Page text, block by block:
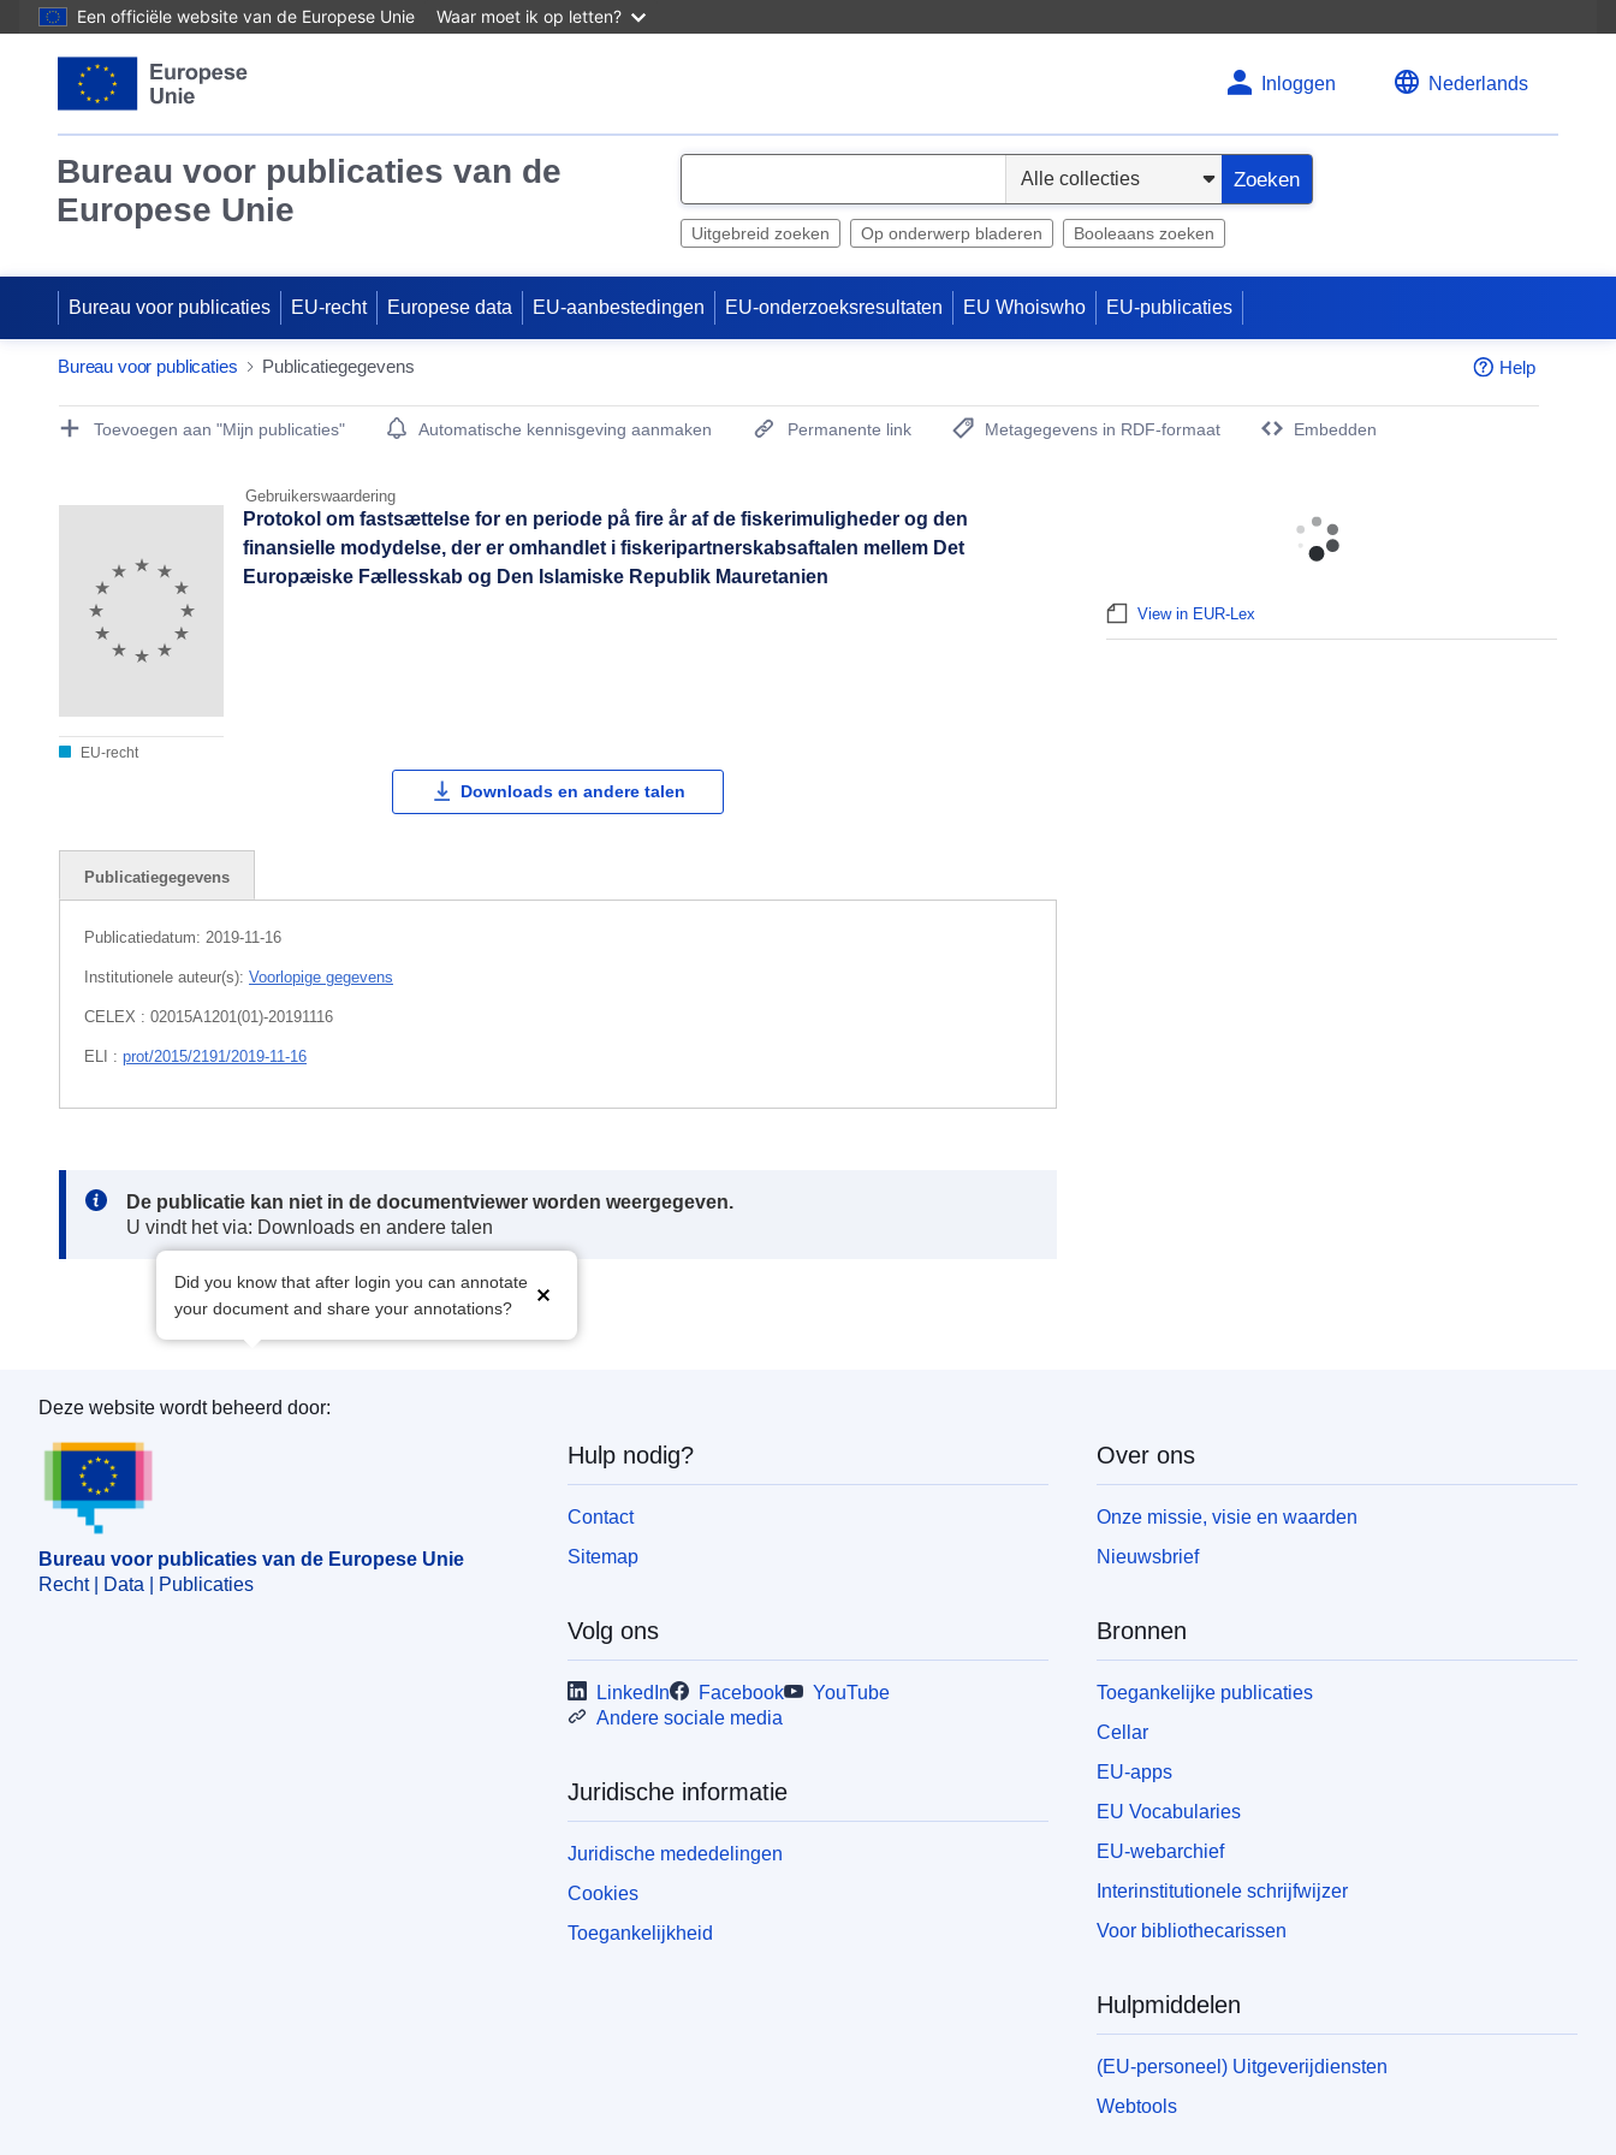
Een officiële website van de Europese Unie Waar moet ik op letten?
Inloggen Nederlands
Bureau voor publicaties van de
Europese Unie
e
Zoeken
Uitgebreid zoeken Op onderwerp bladeren Booleaans zoeken
Bureau voor publicaties EU-recht Europese data EU-aanbestedingen EU-onderzoeksresultaten EU Whoiswho EU-publicaties
Bureau voor publicaties Publicatiegegevens Help
Publication Detail Actions Portlet
Toevoegen aan "Mijn publicaties" Automatische kennisgeving aanmaken Permanente link
Metagegevens in RDF-formaat
Embedden
Gebruikerswaardering
EU-recht
Protokol om fastsættelse for en periode på fire år af de fiskerimuligheder og den
finansielle modydelse, der er omhandlet i fiskeripartnerskabsaftalen mellem Det
Europæiske Fællesskab og Den Islamiske Republik Mauretanien
Downloads en andere talen
Publicatiegegevens
Publicatiedatum: 2019-11-16
Institutionele auteur(s): Voorlopige gegevens
CELEX : 02015A1201(01)-20191116
ELI : prot/2015/2191/2019-11-16
Note:
De publicatie kan niet in de documentviewer worden weergegeven.
U vindt het via: Downloads en andere talen
Did you know that after login you can annotate
your document and share your annotations?
View in EUR-Lex
Bureau voor publicaties van de Europese Unie
Deze website wordt beheerd door:
Bureau voor publicaties van de Europese Unie
Recht | Data | Publicaties
Hulp nodig?
Contact
Sitemap
Volg ons
LinkedIn Facebook
YouTube
Andere sociale media
Juridische informatie
Juridische mededelingen
Cookies
Toegankelijkheid
Over ons
Onze missie, visie en waarden
Nieuwsbrief
Bronnen
Toegankelijke publicaties
Cellar
EU-apps
EU Vocabularies
EU-webarchief
Interinstitutionele schrijfwijzer
Voor bibliothecarissen
Hulpmiddelen
(EU-personeel) Uitgeverijdiensten
Webtools